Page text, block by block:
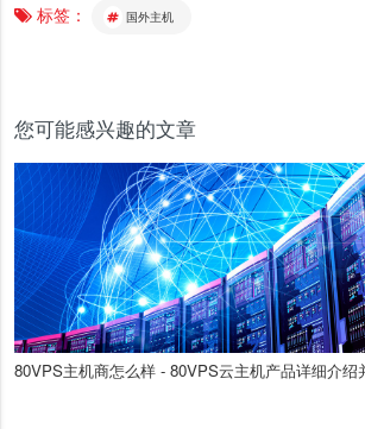
标签： 国外主机
您可能感兴趣的文章
80VPS主机商怎么样 - 80VPS云主机产品详细介绍